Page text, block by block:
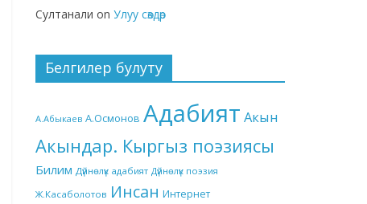
Султанали on Улуу сөздөр
Белгилер булуту
А.Абыкаев А.Осмонов Адабият Акын
Акындар. Кыргыз поэзиясы
Билим Дүйнөлүк адабият Дүйнөлүк поэзия
Ж.Касаболотов Инсан Интернет